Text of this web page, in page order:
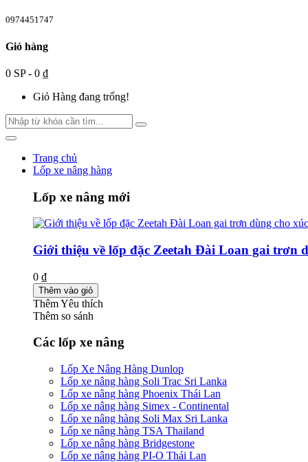
0974451747
Giỏ hàng
0 SP - 0 ₫
Giỏ Hàng đang trống!
Trang chủ
Lốp xe nâng hàng
Lốp xe nâng mới
Giới thiệu về lốp đặc Zeetah Đài Loan gai trơn
0 ₫
Thêm vào giỏ
Thêm Yêu thích
Thêm so sánh
Các lốp xe nâng
Lốp Xe Nâng Hàng Dunlop
Lốp xe nâng hàng Soli Trac Sri Lanka
Lốp xe nâng hàng Phoenix Thái Lan
Lốp xe nâng hàng Simex - Continental
Lốp xe nâng hàng Soli Max Sri Lanka
Lốp xe nâng hàng TSA Thailand
Lốp xe nâng hàng Bridgestone
Lốp xe nâng hàng PI-O Thái Lan